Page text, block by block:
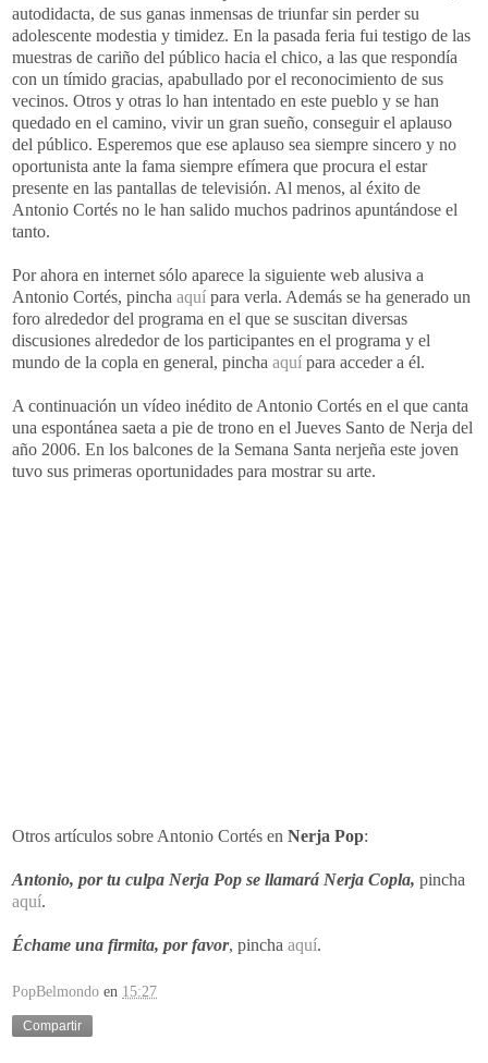
autodidacta, de sus ganas inmensas de triunfar sin perder su
adolescente modestia y timidez. En la pasada feria fui testigo de las
muestras de cariño del público hacia el chico, a las que respondía
con un tímido gracias, apabullado por el reconocimiento de sus
vecinos. Otros y otras lo han intentado en este pueblo y se han
quedado en el camino, vivir un gran sueño, conseguir el aplauso
del público. Esperemos que ese aplauso sea siempre sincero y no
oportunista ante la fama siempre efímera que procura el estar
presente en las pantallas de televisión. Al menos, al éxito de
Antonio Cortés no le han salido muchos padrinos apuntándose el
tanto.
Por ahora en internet sólo aparece la siguiente web alusiva a
Antonio Cortés, pincha aquí para verla. Además se ha generado un
foro alrededor del programa en el que se suscitan diversas
discusiones alrededor de los participantes en el programa y el
mundo de la copla en general, pincha aquí para acceder a él.
A continuación un vídeo inédito de Antonio Cortés en el que canta
una espontánea saeta a pie de trono en el Jueves Santo de Nerja del
año 2006. En los balcones de la Semana Santa nerjeña este joven
tuvo sus primeras oportunidades para mostrar su arte.
Otros artículos sobre Antonio Cortés en Nerja Pop:
Antonio, por tu culpa Nerja Pop se llamará Nerja Copla, pincha
aquí.
Échame una firmita, por favor, pincha aquí.
PopBelmondo en 15:27
Compartir